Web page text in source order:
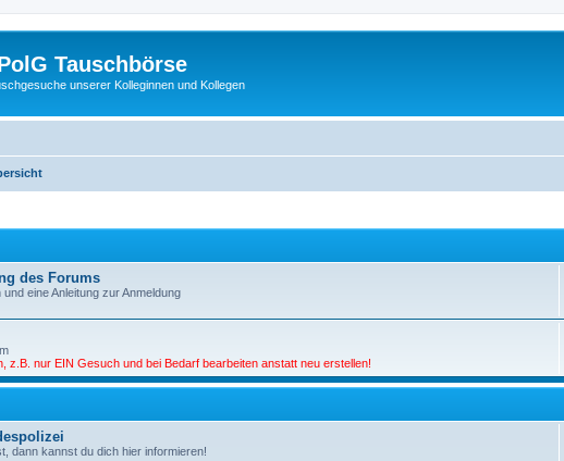
Tauschbörse
unserer Kolleginnen und Kollegen
des Forums
eine Anleitung zur Anmeldung
z.B. nur EIN Gesuch und bei Bedarf bearbeiten anstatt neu erstellen!
dann kannst du dich hier informieren!